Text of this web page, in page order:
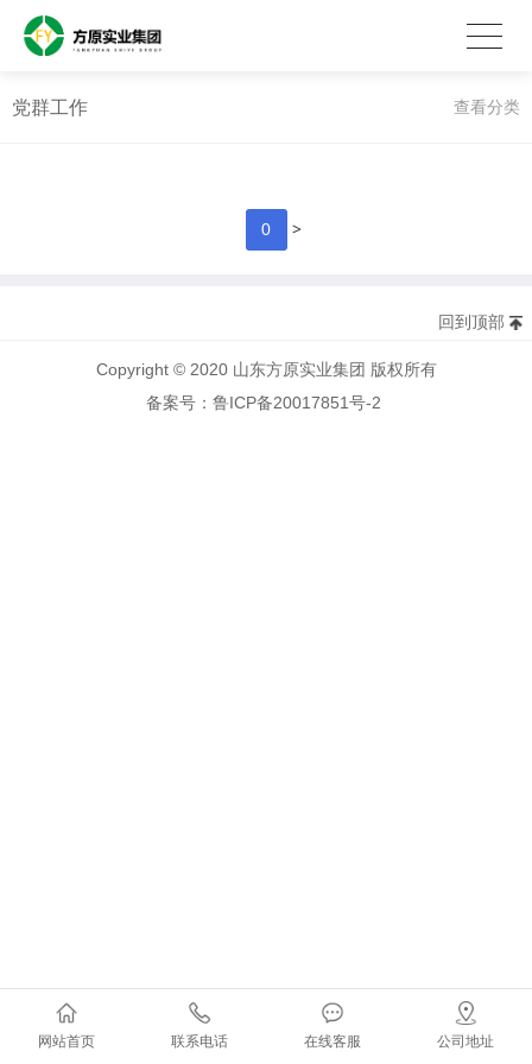
党群工作 查看分类
0 >
网站首页 联系电话 在线客服 公司地址
回到顶部
Copyright © 2020 山东方原实业集团 版权所有
备案号：鲁ICP备20017851号-2